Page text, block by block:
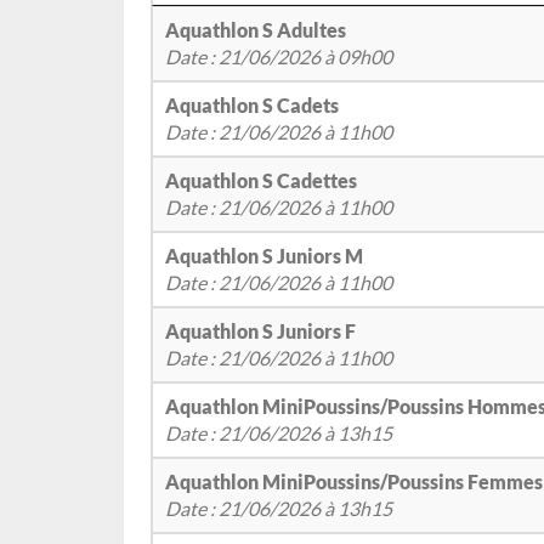
Aquathlon S Adultes
Date : 21/06/2026 à 09h00
Aquathlon S Cadets
Date : 21/06/2026 à 11h00
Aquathlon S Cadettes
Date : 21/06/2026 à 11h00
Aquathlon S Juniors M
Date : 21/06/2026 à 11h00
Aquathlon S Juniors F
Date : 21/06/2026 à 11h00
Aquathlon MiniPoussins/Poussins
Date : 21/06/2026 à 13h15
Aquathlon MiniPoussins/Poussins Femmes
Date : 21/06/2026 à 13h15